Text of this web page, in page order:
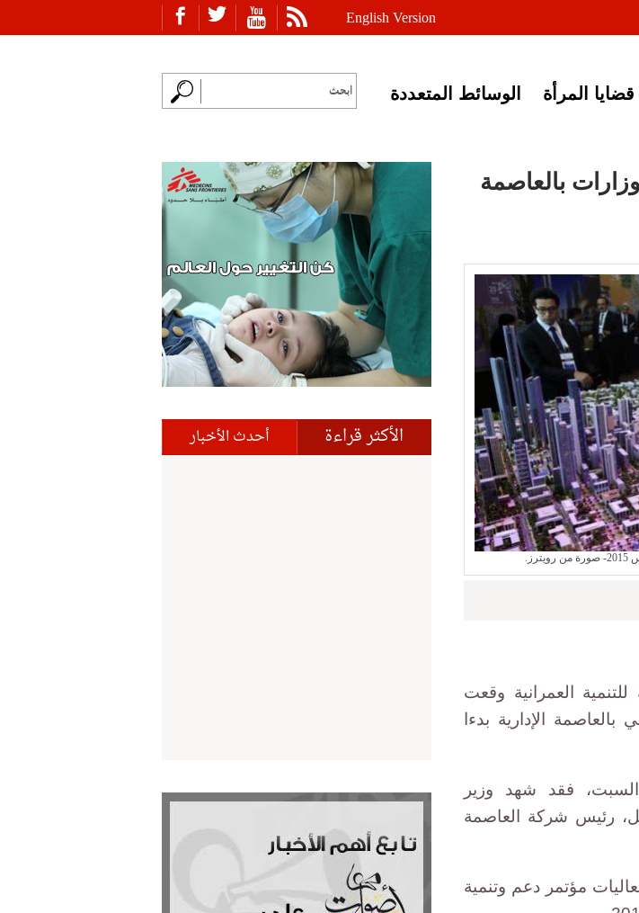
English Version
قضايا المرأة
الوسائط المتعددة
تبدأ إنشاء 18 مقرا للوزارات بالعاصمة
العمرانية وقعت
الإدارية بدءا
فقد شهد وزير
رئيس شركة العاصمة
مؤتمر دعم وتنمية
الأكثر قراءة أحدث الأخبار